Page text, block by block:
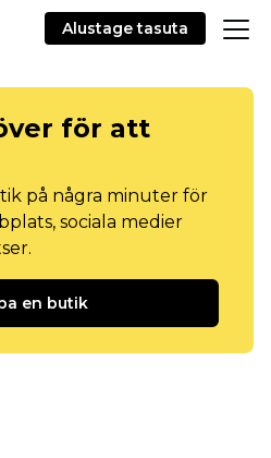
Alustage tasuta
för att
på några minuter för
sociala medier
en butik